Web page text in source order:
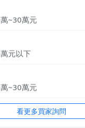
~30萬元
元以下
~30萬元
~50萬元
看更多買家詢問